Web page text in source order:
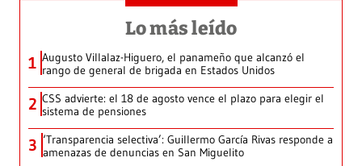
Lo más leído
1 Augusto Villalaz-Higuero, el panameño que alcanzó el
rango de general de brigada en Estados Unidos
2 CSS advierte: el 18 de agosto vence el plazo para elegir el
sistema de pensiones
3 ‘Transparencia selectiva’: Guillermo García Rivas responde a
amenazas de denuncias en San Miguelito